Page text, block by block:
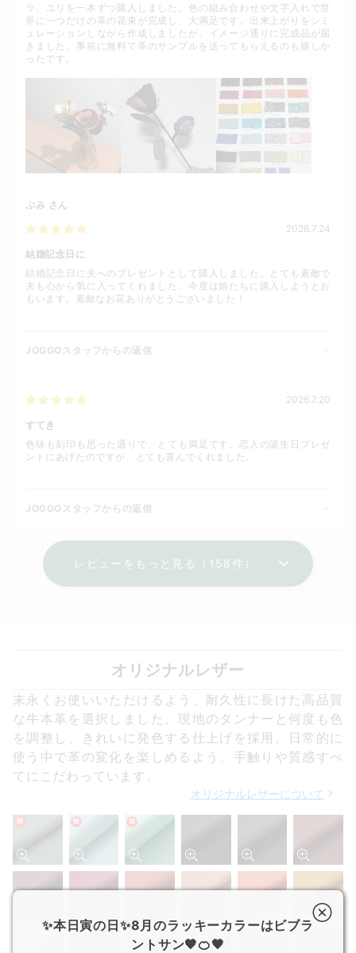
ラ、ユリを一本ずつ購入しました。色の組み合わせや文字入れで世
界に一つだけの革の花束が完成し、大満足です。出来上がりをシミ
ュレーションしながら作成しましたが、イメージ通りに完成品が届
きました。事前に無料で革のサンプルを送ってもらえるのも嬉しか
ったです。
ぷみ さん
2026.7.24
結婚記念日に
結婚記念日に夫へのプレゼントとして購入しました。とても素敵で
夫も心から気に入ってくれました、今度は娘たちに購入しようとお
もいます。素敵なお花ありがとうございました！
JOGGOスタッフからの返信
2026.7.20
すてき
色味も刻印も思った通りで、とても満足です。恋人の誕生日プレゼ
ントにあげたのですが、とても喜んでくれました。
JOGGOスタッフからの返信
レビューをもっと見る（158件）
オリジナルレザー
末永くお使いいただけるよう、耐久性に長けた高品質
な牛本革を選択しました。現地のタンナーと何度も色
を調整し、きれいに発色する仕上げを採用。日常的に
使う中で革の変化を楽しめるよう、手触りや質感すべ
てにこだわっています。
オリジナルレザーについて
限 限 限
✨本日寅の日✨8月のラッキーカラーはビブラ
ントサン🧡🍊🧡